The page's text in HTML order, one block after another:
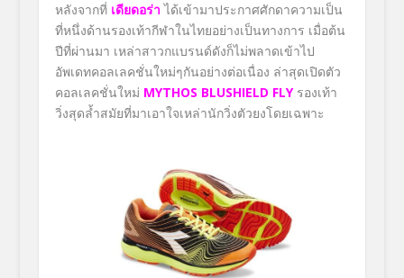
หลังจากที่ เดียดอร่า ได้เข้ามาประกาศศักดาความเป็น
ที่หนึ่งด้านรองเท้ากีฬาในไทยอย่างเป็นทางการ เมื่อต้น
ปีที่ผ่านมา เหล่าสาวกแบรนด์ดังก็ไม่พลาดเข้าไป
อัพเดทคอลเลคชั่นใหม่ๆกันอย่างต่อเนื่อง ล่าสุดเปิดตัว
คอลเลคชั่นใหม่ MYTHOS BLUSHIELD FLY รองเท้า
วิ่งสุดล้ำสมัยที่มาเอาใจเหล่านักวิ่งตัวยงโดยเฉพาะ